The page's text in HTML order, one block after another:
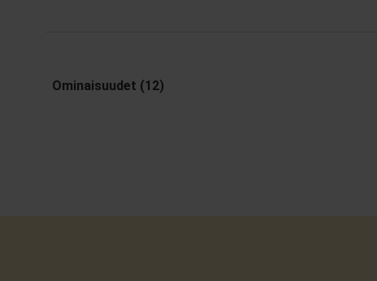
Ominaisuudet (12)